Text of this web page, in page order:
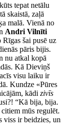
tepat netālu
skaistā, zaļā
malā. Vienā no
Andri Vilnīti
šai pusē uz
pāris bijis.
nu atkal kopā
Kā Dieviņš
visu laiku ir
Kundze «Pūres
kādi zivīs
“Kā bija, bija.
mūs regulēt.
viss ir beidzies, un